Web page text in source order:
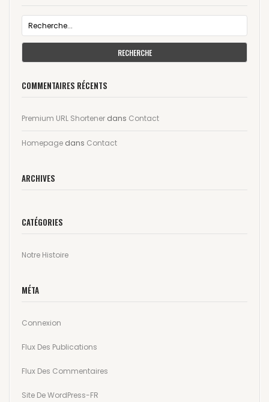
RECHERCHE
COMMENTAIRES RÉCENTS
Premium URL Shortener dans Contact
Homepage dans Contact
ARCHIVES
CATÉGORIES
Notre Histoire
MÉTA
Connexion
Flux Des Publications
Flux Des Commentaires
Site De WordPress-FR